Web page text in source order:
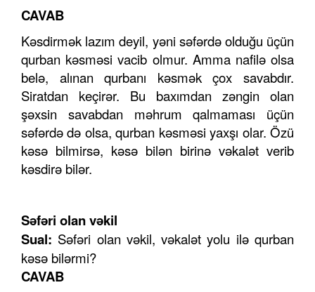
CAVAB
Kəsdirmək lazım deyil, yəni səfərdə olduğu üçün
qurban kəsməsi vacib olmur. Amma nafilə olsa
belə, alınan qurbanı kəsmək çox savabdır.
Siratdan keçirər. Bu baxımdan zəngin olan
şəxsin savabdan məhrum qalmaması üçün
səfərdə də olsa, qurban kəsməsi yaxşı olar. Özü
kəsə bilmirsə, kəsə bilən birinə vəkalət verib
kəsdirə bilər.
Səfəri olan vəkil
Sual: Səfəri olan vəkil, vəkalət yolu ilə qurban
kəsə bilərmi?
CAVAB